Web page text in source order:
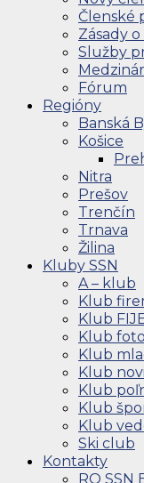
Členské
Zásady
Služby
Fórum
Regióny
Banská
Košice
Nitra
Prešov
Trenčín
Trnava
Žilina
Kluby SSN
A – klub
Klub
Klub
Klub
Klub
Klub
Klub
Klub
Klub
Ski club
Kontakty
RO SSN